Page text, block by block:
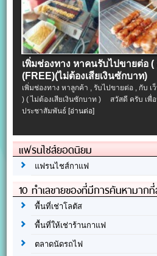
เพิ่มช่องทาง หาคนรับไปขายต่อ (
(FREE)(ไม่ต้องเสียเงินซักบาท)
เพิ่มช่องทาง หาลูกค้า , รับไปขายต่อ , กับ เ
) ( ไม่ต้องเสียเงินซักบาท ) สวัสดี ครับ เพื่
ประชาสัมพันธ์ [อ่านต่อ]
แฟรนไชส์ยอดนิยม
แฟรนไชส์กาแฟ
10 ทำเลขายของที่มีการค้นหามาก
พื้นที่เช่าโลตัส
พื้นที่ให้เช่าร้านกาแฟ
ตลาดนัดรถไฟ